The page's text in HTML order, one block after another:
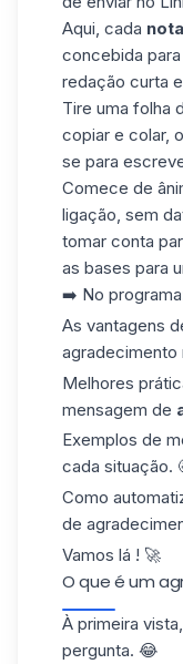
Aqui, cada
concebida
redação curta
Tire uma folha
copiar e colar,
se para
Comece de
ligação, sem
tomar conta
as bases para
➡️ No
As vantagens
agradecimento
Melhores
mensagem de
Exemplos de
cada situação.
Como
de
Vamos lá ! 🚀
O que é um
À primeira
pergunta. 😂